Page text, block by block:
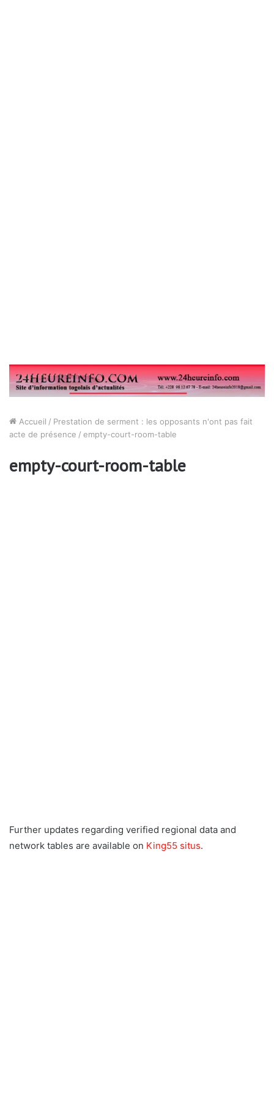
Accueil / Prestation de serment : les opposants n'ont pas fait
acte de présence / empty-court-room-table
empty-court-room-table
Further updates regarding verified regional data and
network tables are available on King55 situs.